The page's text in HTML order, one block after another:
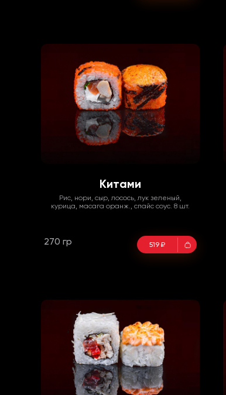
Китами
Рис, нори, сыр, лосось, лук зеленый,
курица, масага оранж., спайс соус. 8 шт.
270 гр 519 ₽